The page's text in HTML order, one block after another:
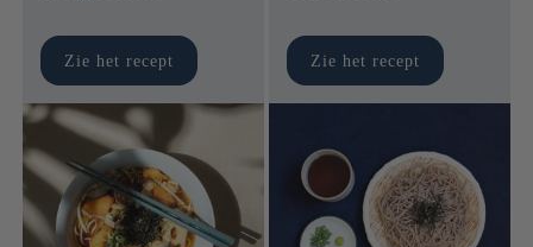
Zie het recept Zie het recept